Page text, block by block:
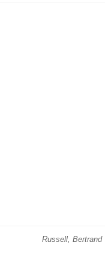
Russell, Bertrand